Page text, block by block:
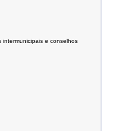
e conselhos